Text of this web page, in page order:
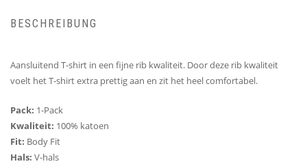
BESCHREIBUNG
Aansluitend T-shirt in een fijne rib kwaliteit. Door deze rib kwaliteit
voelt het T-shirt extra prettig aan en zit het heel comfortabel.
Pack: 1-Pack
Kwaliteit: 100% katoen
Fit: Body Fit
Hals: V-hals